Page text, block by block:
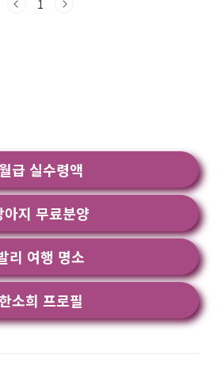
비행시간 시차 날씨 여
내륙국가이며, 일당
렴, 영양실조 등이 흔하
의해 엄격하게 통제되
매우 낮은 수준에 있
에 종사하고 있습니
1
월급 실수령액
아지 무료분양
리 여행 명소
소희 프로필